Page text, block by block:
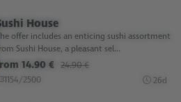
House
offer includes an enticing sushi assortment
Sushi House, a pleasant sel...
14.90 € 24.90 €
1154/2500
26d